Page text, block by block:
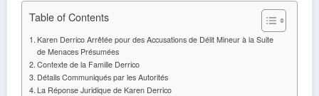
Table of Contents
Karen Derrico Arrêtée pour des Accusations de Délit Mineur à la Suite
de Menaces Présumées
Contexte de la Famille Derrico
Détails Communiqués par les Autorités
La Réponse Juridique de Karen Derrico